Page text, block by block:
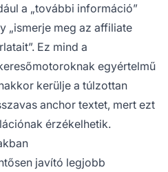
a „további információ”
„ismerje meg az affiliate
Ez mind a
egyértelmű
kerülje a túlzottan
anchor textet, mert ezt
érzékelhetik.
javító legjobb